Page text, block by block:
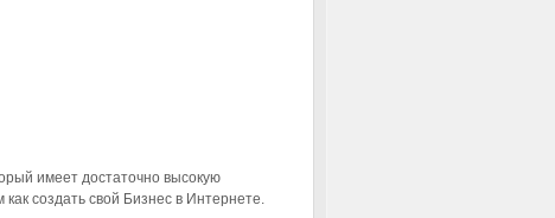
имеет достаточно высокую
создать свой Бизнес в Интернете.